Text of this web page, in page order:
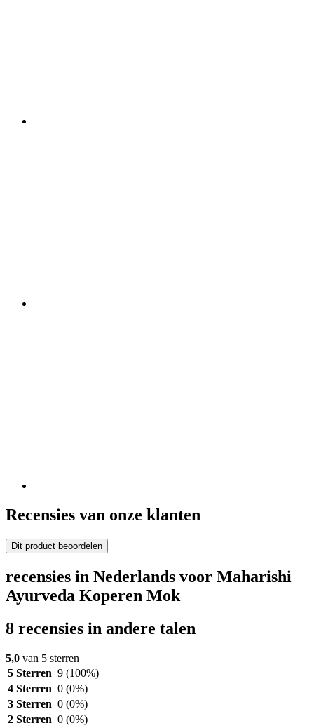
Recensies van onze klanten
Dit product beoordelen
recensies in Nederlands voor Maharishi
Ayurveda Koperen Mok
8 recensies in andere talen
5,0 van 5 sterren
5 Sterren 9 (100%)
4 Sterren 0 (0%)
3 Sterren 0 (0%)
2 Sterren 0 (0%)